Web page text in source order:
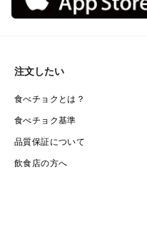
注文したい
食べチョクとは？
食べチョク基準
品質保証について
飲食店の方へ